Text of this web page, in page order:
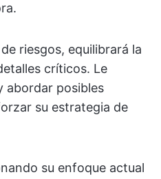
riesgos, equilibrará la
críticos. Le
abordar posibles
su estrategia de
su enfoque actual